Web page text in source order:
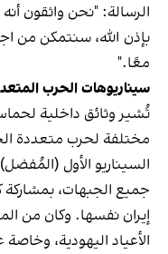
الرسالة: "نحن واثقون
بإذن الله، سنتمكن من
معًا."
سيناريوهات الحرب
تُشير وثائق داخلية
مختلفة لحرب متعددة
السيناريو الأول
جميع الجبهات، بمشاركة
إيران نفسها. وكان من
الأعياد اليهودية،